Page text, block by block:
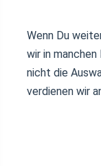
Wenn Du
wir in
nicht die
verdienen wir